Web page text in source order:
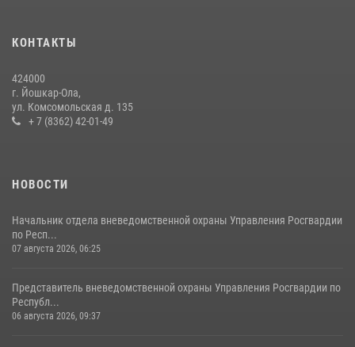
Управление Росгвардии по Республике Марий Эл приняло участие в
09 июля 2026, 06:04
Управление Росгвардии по Республике Марий Эл продолжает
КОНТАКТЫ
424000
г. Йошкар-Ола,
ул. Комсомольская д. 135
+ 7 (8362) 42-01-49
НОВОСТИ
Начальник отдела вневедомственной охраны Управления Росгвардии
по Респ...
07 августа 2026, 06:25
Представитель вневедомственной охраны Управления Росгвардии по
Республ...
06 августа 2026, 09:37